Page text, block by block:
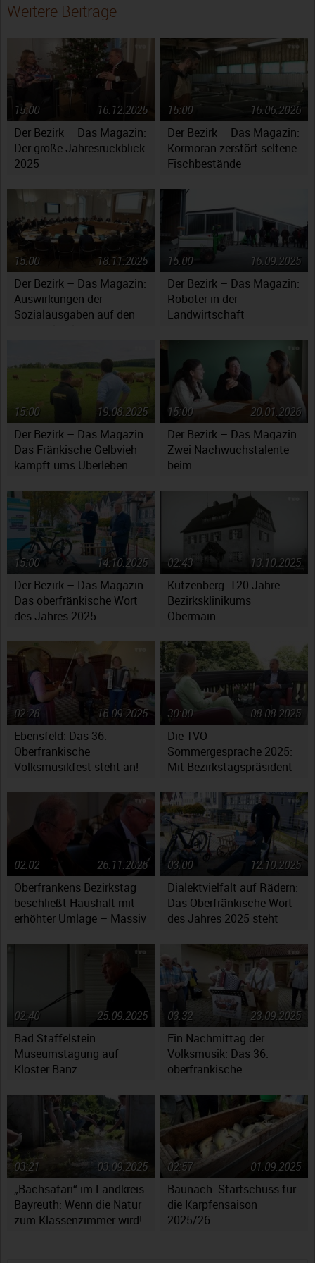
Weitere Beiträge
Der Bezirk – Das Magazin:
Der große Jahresrückblick
2025
16.12.2025
15:00
Der Bezirk – Das Magazin:
Kormoran zerstört seltene
Fischbestände
16.06.2026
15:00
Der Bezirk – Das Magazin:
Auswirkungen der
Sozialausgaben auf den
18.11.2025
15:00
Der Bezirk – Das Magazin:
Roboter in der
Landwirtschaft
16.09.2025
15:00
Der Bezirk – Das Magazin:
Das Fränkische Gelbvieh
kämpft ums Überleben
19.08.2025
15:00
Der Bezirk – Das Magazin:
Zwei Nachwuchstalente
beim
20.01.2026
15:00
Der Bezirk – Das Magazin:
Das oberfränkische Wort
des Jahres 2025
14.10.2025
15:00
Kutzenberg: 120 Jahre
Bezirksklinikums
Obermain
13.10.2025
02:43
Ebensfeld: Das 36.
Oberfränkische
Volksmusikfest steht an!
16.09.2025
02:28
Die TVO-
Sommergespräche 2025:
Mit Bezirkstagspräsident
08.08.2025
30:00
Oberfrankens Bezirkstag
beschließt Haushalt mit
erhöhter Umlage – Massiv
Fragen auf
26.11.2025
02:02
Dialektvielfalt auf Rädern:
Das Oberfränkische Wort
des Jahres 2025 steht
12.10.2025
03:00
Bad Staffelstein:
Museumstagung auf
Kloster Banz
25.09.2025
02:40
Ein Nachmittag der
Volksmusik: Das 36.
oberfränkische
Ebensfeld
23.09.2025
03:32
„Bachsafari“ im Landkreis
Bayreuth: Wenn die Natur
zum Klassenzimmer wird!
03.09.2025
03:21
Baunach: Startschuss für
die Karpfensaison
2025/26
01.09.2025
02:57